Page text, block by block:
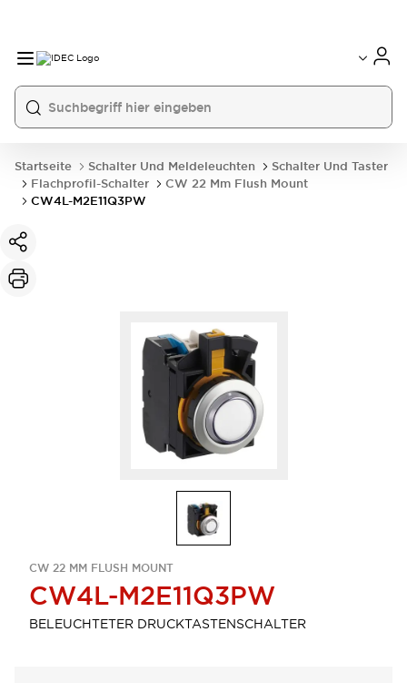
Startseite Schalter Und Meldeleuchten
Schalter Und Taster
Flachprofil-Schalter
CW 22 Mm Flush Mount
CW4L-M2E11Q3PW
CW 22 MM FLUSH MOUNT
CW4L-M2E11Q3PW
BELEUCHTETER DRUCKTASTENSCHALTER